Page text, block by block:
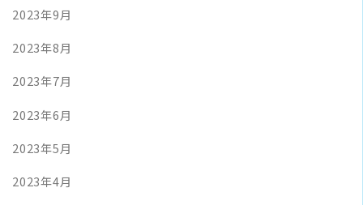
2023年9月
2023年8月
2023年7月
2023年6月
2023年5月
2023年4月